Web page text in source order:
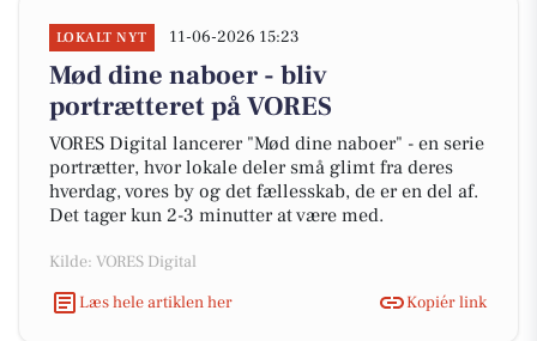
LOKALT NYT 11-06-2026 15:23
Mød dine naboer - bliv
portrætteret på VORES
VORES Digital lancerer "Mød dine naboer" - en serie
portrætter, hvor lokale deler små glimt fra deres
hverdag, vores by og det fællesskab, de er en del af.
Det tager kun 2-3 minutter at være med.
Kilde: VORES Digital
Læs hele artiklen her
Kopiér link